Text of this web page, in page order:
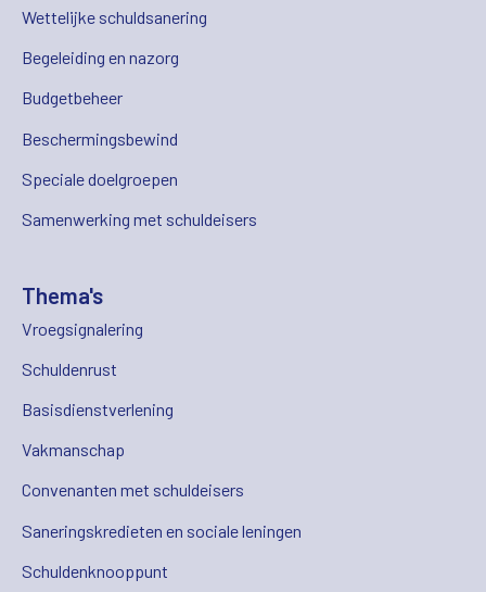
Wettelijke schuldsanering
Begeleiding en nazorg
Budgetbeheer
Beschermingsbewind
Speciale doelgroepen
Samenwerking met schuldeisers
Thema's
Vroegsignalering
Schuldenrust
Basisdienstverlening
Vakmanschap
Convenanten met schuldeisers
Saneringskredieten en sociale leningen
Schuldenknooppunt